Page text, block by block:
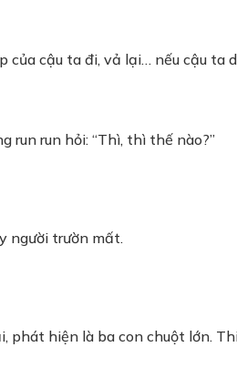
của cậu ta đi, vả lại… nếu cậu ta
run hỏi: “Thì, thì thế nào?”
người trườn mất.
phát hiện là ba con chuột lớn.